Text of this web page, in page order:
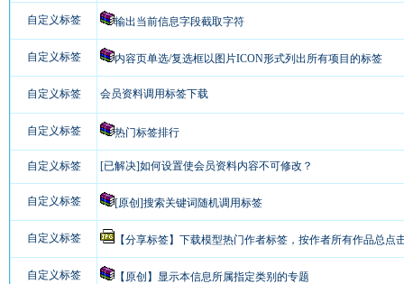
自定义标签 输出当前信息字段截取字符
自定义标签 内容页单选/复选框以图片ICON形式列出所有项目的标签
自定义标签 会员资料调用标签下载
自定义标签 热门标签排行
自定义标签 [已解决]如何设置使会员资料内容不可修改？
自定义标签 [原创]搜索关键词随机调用标签
自定义标签 【分享标签】下载模型热门作者标签，按作者所有作品总点
自定义标签 【原创】显示本信息所属指定类别的专题